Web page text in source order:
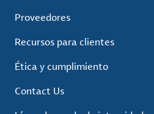
Proveedores
Recursos para clientes
Ética y cumplimiento
Contact Us